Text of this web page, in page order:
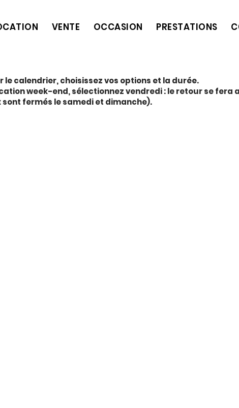
VENTE OCCASION PRESTATIONS
le calendrier, choisissez vos options et la durée.
week-end, sélectionnez vendredi : le retour se
sont fermés le samedi et dimanche).